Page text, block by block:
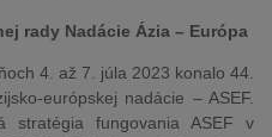
rady Nadácie Ázia – Európa
4. až 7. júla 2023 konalo 44.
európskej nadácie – ASEF.
stratégia fungovania ASEF v